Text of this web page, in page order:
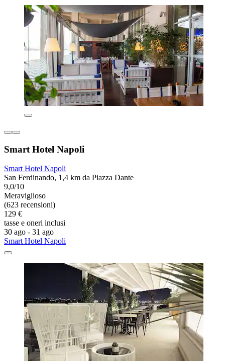
Smart Hotel Napoli
Smart Hotel Napoli
San Ferdinando, 1,4 km da Piazza Dante
9,0/10
Meraviglioso
(623 recensioni)
129 €
tasse e oneri inclusi
30 ago - 31 ago
Smart Hotel Napoli